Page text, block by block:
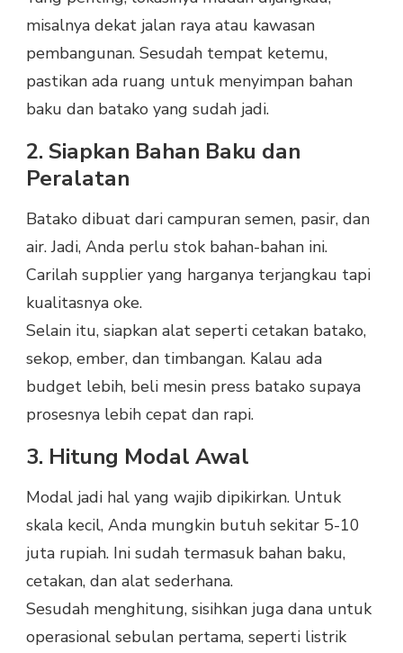
misalnya dekat jalan raya atau kawasan
pembangunan. Sesudah tempat ketemu,
pastikan ada ruang untuk menyimpan bahan
baku dan batako yang sudah jadi.
2. Siapkan Bahan Baku dan
Peralatan
Batako dibuat dari campuran semen, pasir, dan
air. Jadi, Anda perlu stok bahan-bahan ini.
Carilah supplier yang harganya terjangkau tapi
kualitasnya oke.
Selain itu, siapkan alat seperti cetakan batako,
sekop, ember, dan timbangan. Kalau ada
budget lebih, beli mesin press batako supaya
prosesnya lebih cepat dan rapi.
3. Hitung Modal Awal
Modal jadi hal yang wajib dipikirkan. Untuk
skala kecil, Anda mungkin butuh sekitar 5-10
juta rupiah. Ini sudah termasuk bahan baku,
cetakan, dan alat sederhana.
Sesudah menghitung, sisihkan juga dana untuk
operasional sebulan pertama, seperti listrik